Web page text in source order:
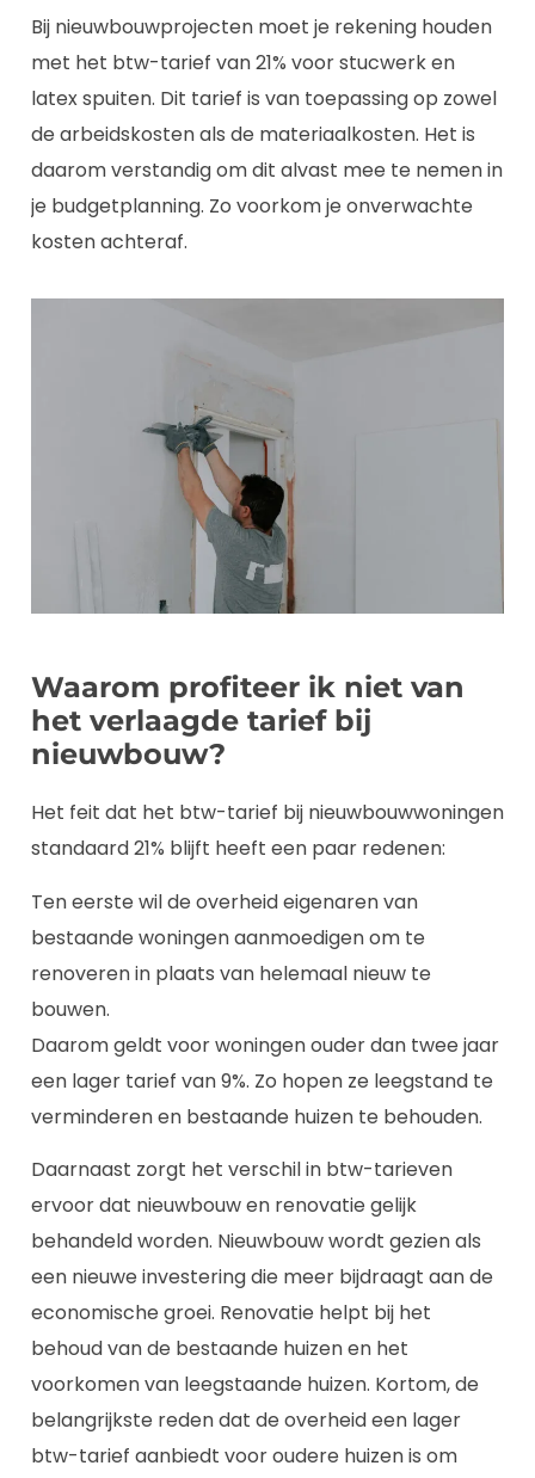
Bij nieuwbouwprojecten moet je rekening houden
met het btw-tarief van 21% voor stucwerk en
latex spuiten. Dit tarief is van toepassing op zowel
de arbeidskosten als de materiaalkosten. Het is
daarom verstandig om dit alvast mee te nemen in
je budgetplanning. Zo voorkom je onverwachte
kosten achteraf.
Waarom profiteer ik niet van
het verlaagde tarief bij
nieuwbouw?
Het feit dat het btw-tarief bij nieuwbouwwoningen
standaard 21% blijft heeft een paar redenen:
Ten eerste wil de overheid eigenaren van
bestaande woningen aanmoedigen om te
renoveren in plaats van helemaal nieuw te
bouwen.
Daarom geldt voor woningen ouder dan twee jaar
een lager tarief van 9%. Zo hopen ze leegstand te
verminderen en bestaande huizen te behouden.
Daarnaast zorgt het verschil in btw-tarieven
ervoor dat nieuwbouw en renovatie gelijk
behandeld worden. Nieuwbouw wordt gezien als
een nieuwe investering die meer bijdraagt aan de
economische groei. Renovatie helpt bij het
behoud van de bestaande huizen en het
voorkomen van leegstaande huizen. Kortom, de
belangrijkste reden dat de overheid een lager
btw-tarief aanbiedt voor oudere huizen is om